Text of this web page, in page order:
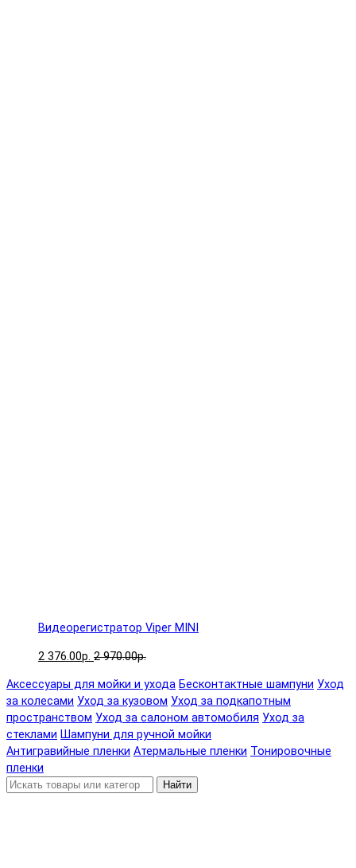
Видеорегистратор Viper MINI
2 376.00р. 2 970.00р.
Аксессуары для мойки и ухода Бесконтактные шампуни Уход
за колесами Уход за кузовом Уход за подкапотным
пространством Уход за салоном автомобиля Уход за
стеклами Шампуни для ручной мойки
Антигравийные пленки Атермальные пленки Тонировочные
пленки
Найти